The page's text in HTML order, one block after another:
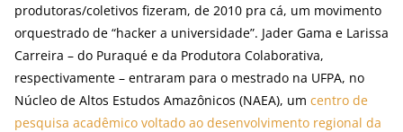
produtoras/coletivos fizeram, de 2010 pra cá, um movimento
orquestrado de “hacker a universidade”. Jader Gama e Larissa
Carreira – do Puraqué e da Produtora Colaborativa,
respectivamente – entraram para o mestrado na UFPA, no
Núcleo de Altos Estudos Amazônicos (NAEA), um centro de
pesquisa acadêmico voltado ao desenvolvimento regional da